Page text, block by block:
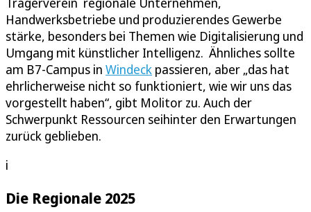
Handwerksbetriebe und produzierendes Gewerbe
stärke, besonders bei Themen wie Digitalisierung und
Umgang mit künstlicher Intelligenz. Ähnliches sollte
am B7-Campus in Windeck passieren, aber „das hat
ehrlicherweise nicht so funktioniert, wie wir uns das
vorgestellt haben“, gibt Molitor zu. Auch der
Schwerpunkt Ressourcen seihinter den Erwartungen
zurück geblieben.
i
Die Regionale 2025